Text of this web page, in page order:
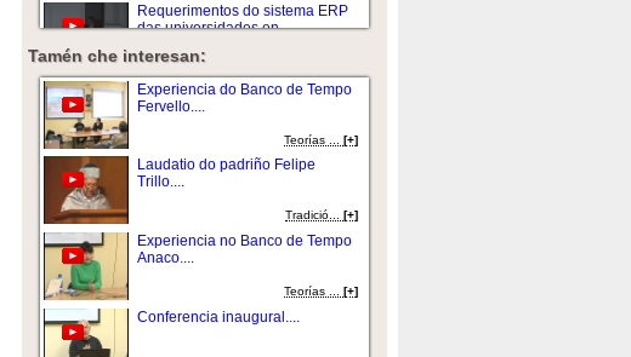
Requerimentos do sistema ERP
das universidades en...
O impacto do Proceso Bologna no
mercado laboral: un...
Teorías ...
Xestión da investigación nas
institucións...
Teorías ...
Ferramentas para dirixir ás
universidades ós...
Teorías ...
Diseñando a arquitectura para un
Tamén che interesan:
Experiencia do Banco de Tempo
Fervello....
Teorías ...[+]
Laudatio do padriño Felipe
Trillo....
Tradició... [+]
Experiencia no Banco de Tempo
Anaco....
Teorías ...[+]
Conferencia inaugural....